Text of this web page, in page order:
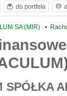
SA (MIR) •
SPÓŁKA
do portfela